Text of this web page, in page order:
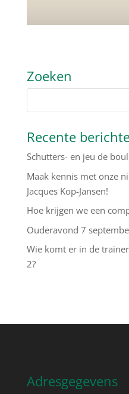
Zoeken
Recente
Schutters- en jeu de
Maak kennis met onze
Jacques Kop-Jansen!
Hoe krijgen we een
Ouderavond 7
Wie komt er in de
2?
Adresgegevens